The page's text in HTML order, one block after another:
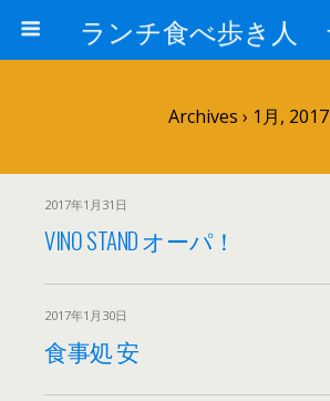
Archives › 1月, 2017
2017年1月31日
VINO STAND オーパ！
2017年1月30日
食事処 安